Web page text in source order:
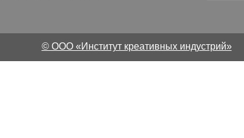
© ООО «Институт креативных индустрий»